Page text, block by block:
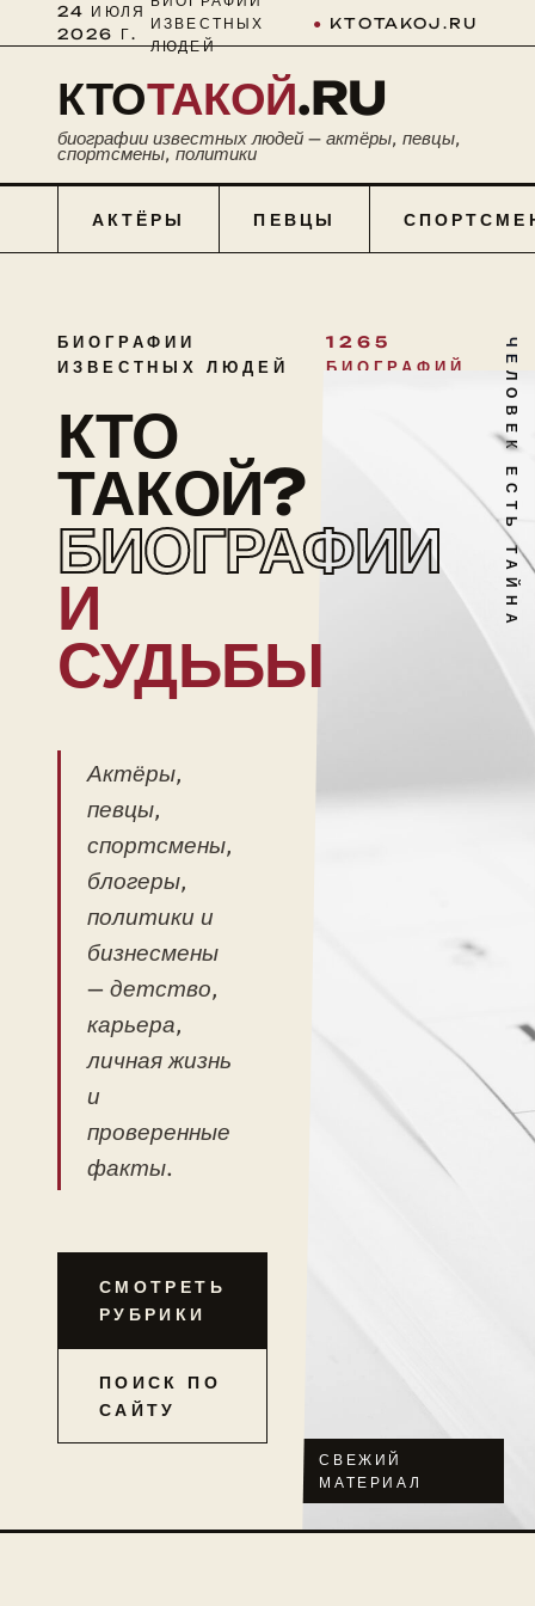
24 ИЮЛЯ
2026 Г.
ИЗВЕСТНЫХ
ЛЮДЕЙ
● KTOTAKOJ.RU
КТОТАКОЙ.RU
биографии известных людей — актёры, певцы,
спортсмены, политики
АКТЁРЫ ПЕВЦЫ
БИОГРАФИИ
ИЗВЕСТНЫХ ЛЮДЕЙ
1265
БИОГРАФИЙ
КТО
ТАКОЙ?
БИОГРАФИИ
И
СУДЬБЫ
Актёры,
певцы,
спортсмены,
блогеры,
политики и
бизнесмены
— детство,
карьера,
личная жизнь
и
проверенные
факты.
СМОТРЕТЬ
РУБРИКИ
ПОИСК ПО
САЙТУ
СВЕЖИЙ
МАТЕРИАЛ
ЧЕЛОВЕК ЕСТЬ ТАЙНА